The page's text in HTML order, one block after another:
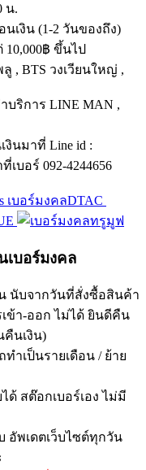
น.
เงิน (1-2 วันของถึง)
฿ ขึ้นไป
, BTS วงเวียนใหญ่ ,
บริการ LINE MAN ,
นมาที่ Line id :
เบอร์ 092-4244656
เบอร์มงคลDTAC
เบอร์มงคล
นับจากวันที่สั่งซื้อสินค้า
ข้า-ออก ไม่ได้ ยินดีคืน
คืนเงิน)
ำเป็นรายเดือน / ย้าย
ด้ สต๊อกเบอร์เอง ไม่มี
อัพเดตเว็บไซต์ทุกวัน